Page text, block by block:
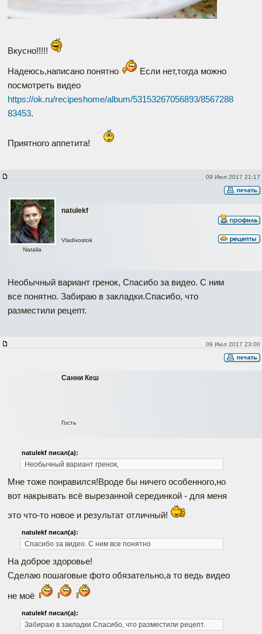
Вкусно!!!!!
Надеюсь,написано понятно
Если нет,тогда можно
посмотреть видео
https://ok.ru/recipeshome/album/53153267056893/8567288
83453.
Приятного аппетита!
09 Июл 2017 21:17
natulekf
Natalia
Vladivostok
Необычный вариант гренок, Спасибо за видео. С ним
все понятно. Забираю в закладки.Спасибо, что
разместили рецепт.
09 Июл 2017 23:00
Санни Кеш
Гость
natulekf писал(а):
Необычный вариант гренок,
Мне тоже понравился!Вроде бы ничего особенного,но
вот накрывать всё вырезанной серединкой - для меня
это что-то новое и результат отличный!
natulekf писал(а):
Спасибо за видео. С ним все понятно
На доброе здоровье!
Сделаю пошаговые фото обязательно,а то ведь видео
не моё
natulekf писал(а):
Забираю в закладки.Спасибо, что разместили рецепт.